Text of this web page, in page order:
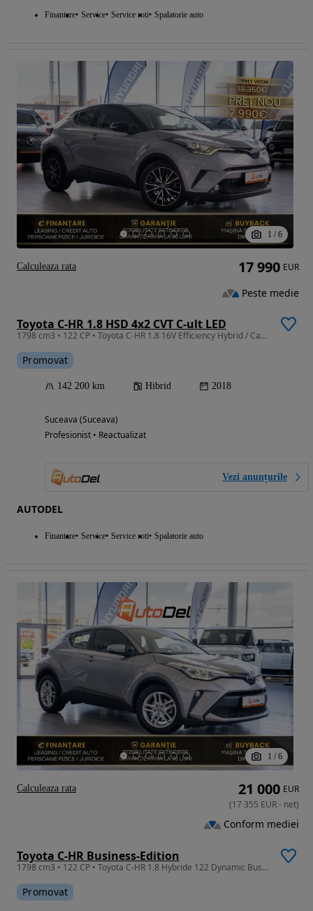
Finantare Service Service roti Spalatorie auto
1 / 6
Toyota C-HR 1.8 HSD 4x2 CVT C-ult LED
1798 cm3 • 122 CP • Toyota C-HR 1.8 16V Efficiency Hybrid / Cameră / Încălzire scaune /ACC
Promovat
142 200 km Hibrid 2018
Suceava (Suceava)
Profesionist • Reactualizat
Vezi anunțurile
AUTODEL
Finantare Service Service roti Spalatorie auto
17 990 EUR
Peste medie
Calculeaza rata
1 / 6
Toyota C-HR Business-Edition
1798 cm3 • 122 CP • Toyota C-HR 1.8 Hybride 122 Dynamic Business / ACC / Keyless
Promovat
21 000 EUR
(17 355 EUR- net)
Conform mediei
Calculeaza rata